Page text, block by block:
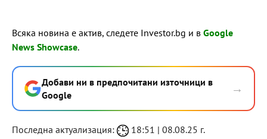
Всяка новина е актив, следете Investor.bg и в Google
News Showcase.
Добави ни в предпочитани източници в
Google
→
Последна актуализация: 18:51 | 08.08.25 г.